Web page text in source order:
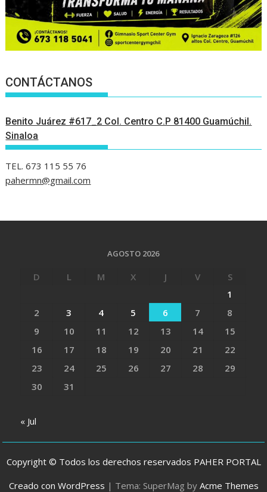
CONTÁCTANOS
Benito Juárez #617_2 Col. Centro C.P 81400 Guamúchil.
Sinaloa
TEL. 673 115 55 76
pahermn@gmail.com
AGOSTO 2026
D L M X J V
S
1
2
3 4 5 6 7
8
9
10 11 12 13 14
15
16
17 18 19 20 21
22
23
24 25 26 27 28
29
30
31
« Jul
Copyright © Todos los derechos reservados PAHER PORTAL
Creado con WordPress | Tema: SuperMag by Acme Themes